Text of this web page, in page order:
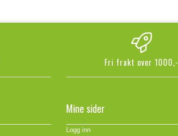
Fri frakt over 1000,-
Mine sider
Logg inn